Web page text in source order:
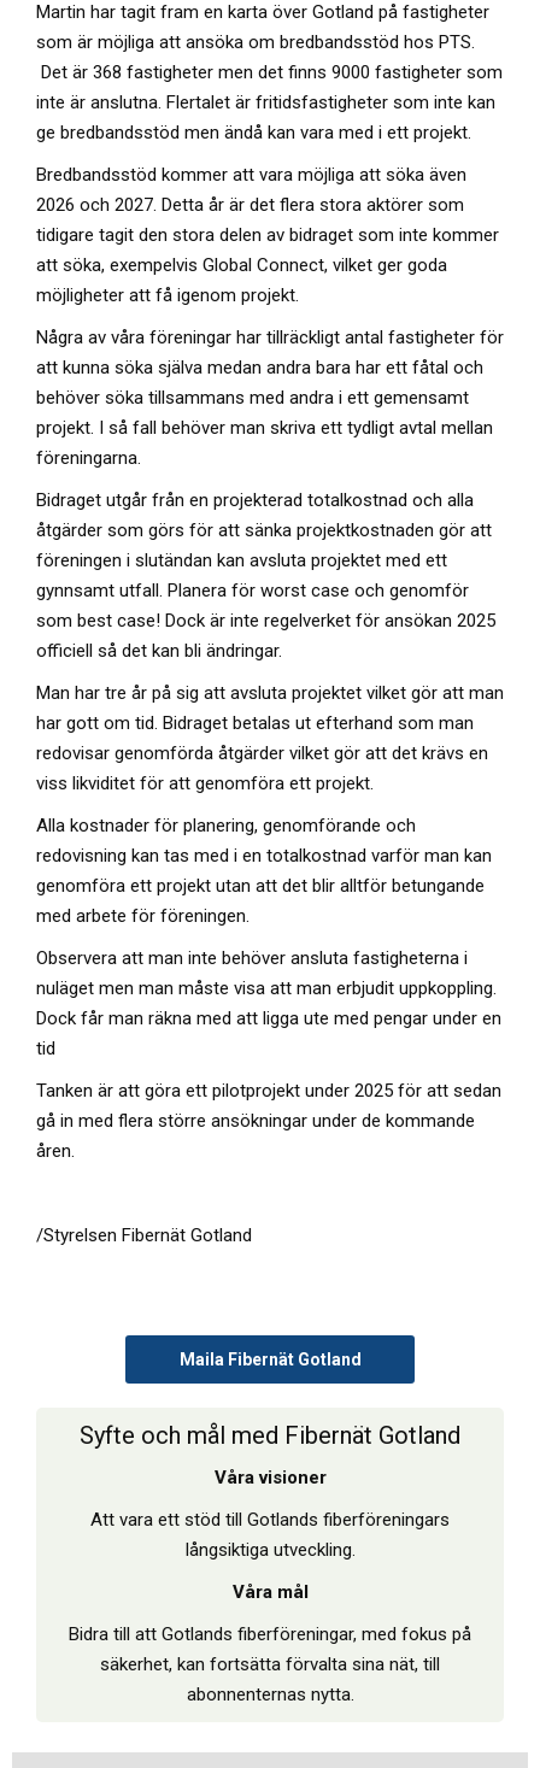
Martin har tagit fram en karta över Gotland på fastigheter
som är möjliga att ansöka om bredbandsstöd hos PTS.
Det är 368 fastigheter men det finns 9000 fastigheter som
inte är anslutna. Flertalet är fritidsfastigheter som inte kan
ge bredbandsstöd men ändå kan vara med i ett projekt.
Bredbandsstöd kommer att vara möjliga att söka även
2026 och 2027. Detta år är det flera stora aktörer som
tidigare tagit den stora delen av bidraget som inte kommer
att söka, exempelvis Global Connect, vilket ger goda
möjligheter att få igenom projekt.
Några av våra föreningar har tillräckligt antal fastigheter för
att kunna söka själva medan andra bara har ett fåtal och
behöver söka tillsammans med andra i ett gemensamt
projekt. I så fall behöver man skriva ett tydligt avtal mellan
föreningarna.
Bidraget utgår från en projekterad totalkostnad och alla
åtgärder som görs för att sänka projektkostnaden gör att
föreningen i slutändan kan avsluta projektet med ett
gynnsamt utfall. Planera för worst case och genomför
som best case! Dock är inte regelverket för ansökan 2025
officiell så det kan bli ändringar.
Man har tre år på sig att avsluta projektet vilket gör att man
har gott om tid. Bidraget betalas ut efterhand som man
redovisar genomförda åtgärder vilket gör att det krävs en
viss likviditet för att genomföra ett projekt.
Alla kostnader för planering, genomförande och
redovisning kan tas med i en totalkostnad varför man kan
genomföra ett projekt utan att det blir alltför betungande
med arbete för föreningen.
Observera att man inte behöver ansluta fastigheterna i
nuläget men man måste visa att man erbjudit uppkoppling.
Dock får man räkna med att ligga ute med pengar under en
tid
Tanken är att göra ett pilotprojekt under 2025 för att sedan
gå in med flera större ansökningar under de kommande
åren.
/Styrelsen Fibernät Gotland
Maila Fibernät Gotland
Syfte och mål med Fibernät Gotland
Våra visioner
Att vara ett stöd till Gotlands fiberföreningars
långsiktiga utveckling.
Våra mål
Bidra till att Gotlands fiberföreningar, med fokus på
säkerhet, kan fortsätta förvalta sina nät, till
abonnenternas nytta.